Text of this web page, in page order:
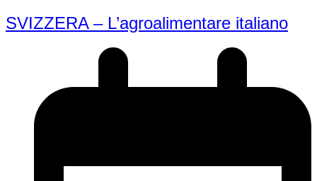
SVIZZERA – L’agroalimentare italiano